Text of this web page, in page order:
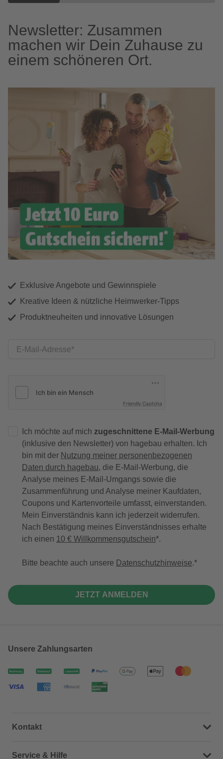
Newsletter: Zusammen
machen wir Dein Zuhause zu
einem schöneren Ort.
Exklusive Angebote und Gewinnspiele
Kreative Ideen & nützliche Heimwerker-Tipps
Produktneuheiten und innovative Lösungen
E-Mail-Adresse
Friendly Captcha
Ich möchte auf mich zugeschnittene E-Mail-Werbung
(inklusive den Newsletter) von hagebau erhalten. Ich
bin mit der Nutzung meiner personenbezogenen
Daten durch hagebau, die E-Mail-Werbung, die
Analyse meines E-Mail-Umgangs sowie die
Zusammenführung und Analyse meiner Kaufdaten,
Coupons und Kartenvorteile umfasst, einverstanden.
Mein Einverständnis kann ich jederzeit widerrufen.
Nach Bestätigung meines Einverständnisses erhalte
ich einen 10 € Willkommensgutschein*.
Bitte beachte auch unsere Datenschutzhinweise.
JETZT ANMELDEN
Unsere Zahlungsarten
Kontakt
Dein Kontakt zu uns
Service & Hilfe